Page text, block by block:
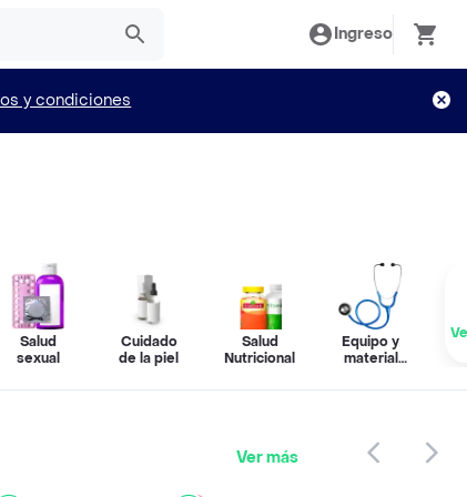
Ingreso
y condiciones
Salud
sexual
Cuidado
de la piel
Salud
Nutricional
Equipo y
material
Ver más